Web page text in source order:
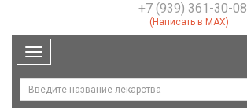
+7 (939) 361-30-08
(Написать в MAX)
Toggle
navigation